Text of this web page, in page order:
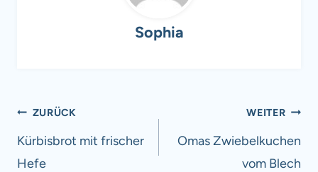
Sophia
Beitragsnavigation
ZURÜCK
Kürbisbrot mit frischer
Hefe
WEITER
Omas Zwiebelkuchen
vom Blech